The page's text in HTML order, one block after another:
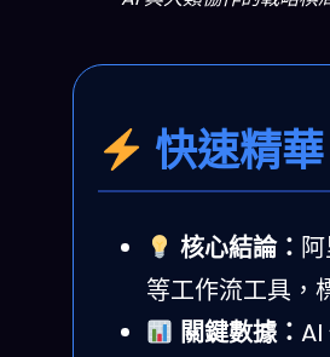
快速精
核心結論：
等工作流工具，
關鍵數據： AI